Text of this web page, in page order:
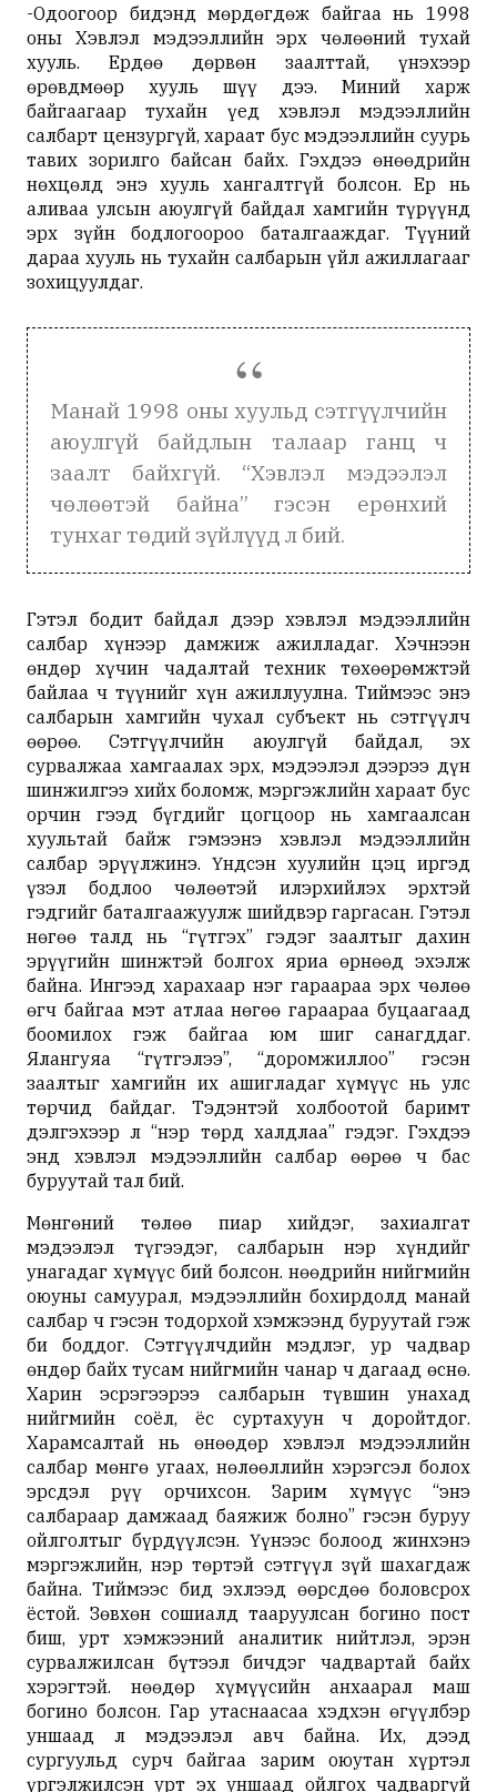
-Одоогоор бидэнд мөрдөгдөж байгаа нь 1998
оны Хэвлэл мэдээллийн эрх чөлөөний тухай
хууль. Ердөө дөрвөн заалттай, үнэхээр
өрөвдмөөр хууль шүү дээ. Миний харж
байгаагаар тухайн үед хэвлэл мэдээллийн
салбарт цензургүй, хараат бус мэдээллийн суурь
тавих зорилго байсан байх. Гэхдээ өнөөдрийн
нөхцөлд энэ хууль хангалтгүй болсон. Ер нь
аливаа улсын аюулгүй байдал хамгийн түрүүнд
эрх зүйн бодлогоороо баталгааждаг. Түүний
дараа хууль нь тухайн салбарын үйл ажиллагааг
зохицуулдаг.
Манай 1998 оны хуульд сэтгүүлчийн
аюулгүй байдлын талаар ганц ч
заалт байхгүй. “Хэвлэл мэдээлэл
чөлөөтэй байна” гэсэн ерөнхий
тунхаг төдий зүйлүүд л бий.
Гэтэл бодит байдал дээр хэвлэл мэдээллийн
салбар хүнээр дамжиж ажилладаг. Хэчнээн
өндөр хүчин чадалтай техник төхөөрөмжтэй
байлаа ч түүнийг хүн ажиллуулна. Тиймээс энэ
салбарын хамгийн чухал субъект нь сэтгүүлч
өөрөө. Сэтгүүлчийн аюулгүй байдал, эх
сурвалжаа хамгаалах эрх, мэдээлэл дээрээ дүн
шинжилгээ хийх боломж, мэргэжлийн хараат бус
орчин гээд бүгдийг цогцоор нь хамгаалсан
хуультай байж гэмээнэ хэвлэл мэдээллийн
салбар эрүүлжинэ. Үндсэн хуулийн цэц иргэд
үзэл бодлоо чөлөөтэй илэрхийлэх эрхтэй
гэдгийг баталгаажуулж шийдвэр гаргасан. Гэтэл
нөгөө талд нь “гүтгэх” гэдэг заалтыг дахин
эрүүгийн шинжтэй болгох яриа өрнөөд эхэлж
байна. Ингээд харахаар нэг гараараа эрх чөлөө
өгч байгаа мэт атлаа нөгөө гараараа буцаагаад
боомилох гэж байгаа юм шиг санагддаг.
Ялангуяа “гүтгэлээ”, “доромжиллоо” гэсэн
заалтыг хамгийн их ашигладаг хүмүүс нь улс
төрчид байдаг. Тэдэнтэй холбоотой баримт
дэлгэхээр л “нэр төрд халдлаа” гэдэг. Гэхдээ
энд хэвлэл мэдээллийн салбар өөрөө ч бас
буруутай тал бий.
Мөнгөний төлөө пиар хийдэг, захиалгат
мэдээлэл түгээдэг, салбарын нэр хүндийг
унагадаг хүмүүс бий болсон. Өнөөдрийн нийгмийн
оюуны самуурал, мэдээллийн бохирдолд манай
салбар ч гэсэн тодорхой хэмжээнд буруутай гэж
би боддог. Сэтгүүлчдийн мэдлэг, ур чадвар
өндөр байх тусам нийгмийн чанар ч дагаад өснө.
Харин эсрэгээрээ салбарын түвшин унахад
нийгмийн соёл, ёс суртахуун ч доройтдог.
Харамсалтай нь өнөөдөр хэвлэл мэдээллийн
салбар мөнгө угаах, нөлөөллийн хэрэгсэл болох
эрсдэл рүү орчихсон. Зарим хүмүүс “энэ
салбараар дамжаад баяжиж болно” гэсэн буруу
ойлголтыг бүрдүүлсэн. Үүнээс болоод жинхэнэ
мэргэжлийн, нэр төртэй сэтгүүл зүй шахагдаж
байна. Тиймээс бид эхлээд өөрсдөө боловсрох
ёстой. Зөвхөн сошиалд тааруулсан богино пост
биш, урт хэмжээний аналитик нийтлэл, эрэн
сурвалжилсан бүтээл бичдэг чадвартай байх
хэрэгтэй. Өнөөдөр хүмүүсийн анхаарал маш
богино болсон. Гар утаснаасаа хэдхэн өгүүлбэр
уншаад л мэдээлэл авч байна. Их, дээд
сургуульд сурч байгаа зарим оюутан хүртэл
үргэлжилсэн урт эх уншаад ойлгох чадваргүй